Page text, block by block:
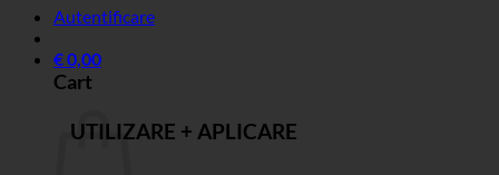
Autentificare
€0,00
Cart
UTILIZARE + APLICARE